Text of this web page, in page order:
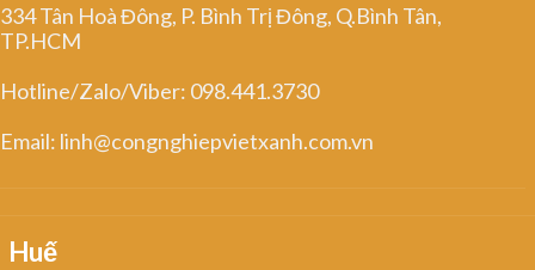
334 Tân Hoà Đông, P. Bình Trị Đông, Q.Bình Tân,
TP.HCM
Hotline/Zalo/Viber: 098.441.3730
Email: linh@congnghiepvietxanh.com.vn
Huế